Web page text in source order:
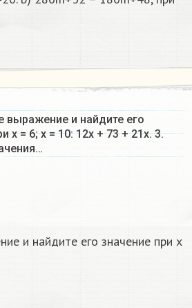
выражение и найдите его
x = 6; x = 10: 12x + 73 + 21x. 3.
и найдите его значение при x